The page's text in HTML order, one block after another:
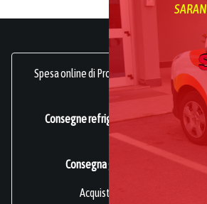
Spesa online di Prodotti Ortofrutticoli,
frutta online.
Consegne refrigerate a domicilio in
Certificata ISO 22000.
Consegna gratuita per acquisti
Acquisti sicuri online di frutta e